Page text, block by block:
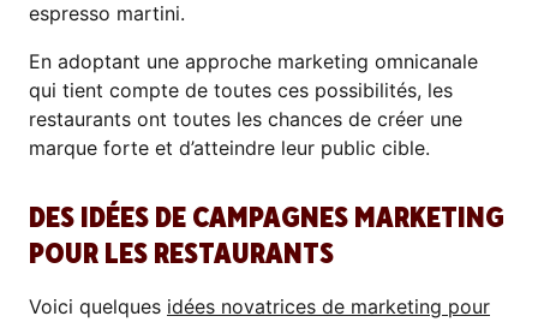
espresso martini.
En adoptant une approche marketing omnicanale
qui tient compte de toutes ces possibilités, les
restaurants ont toutes les chances de créer une
marque forte et d’atteindre leur public cible.
DES IDÉES DE CAMPAGNES MARKETING
POUR LES RESTAURANTS
Voici quelques idées novatrices de marketing pour